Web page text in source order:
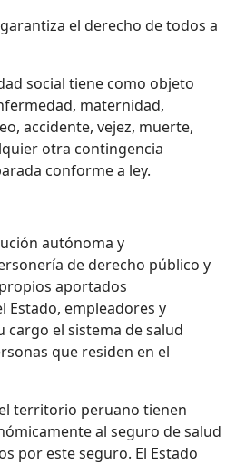
el derecho de todos a
social tiene como objeto
maternidad,
accidente, vejez, muerte,
otra contingencia
conforme a ley.
autónoma y
de derecho público y
aportados
empleadores y
cargo el sistema de salud
que residen en el
territorio peruano tienen
al seguro de salud
por este seguro. El Estado